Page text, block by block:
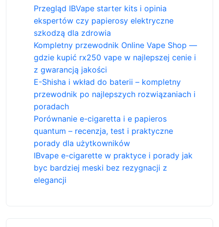
Przegląd IBVape starter kits i opinia
ekspertów czy papierosy elektryczne
szkodzą dla zdrowia
Kompletny przewodnik Online Vape Shop —
gdzie kupić rx250 vape w najlepszej cenie i
z gwarancją jakości
E-Shisha i wkład do baterii – kompletny
przewodnik po najlepszych rozwiązaniach i
poradach
Porównanie e-cigaretta i e papieros
quantum – recenzja, test i praktyczne
porady dla użytkowników
IBvape e-cigarette w praktyce i porady jak
byc bardziej meski bez rezygnacji z
elegancji